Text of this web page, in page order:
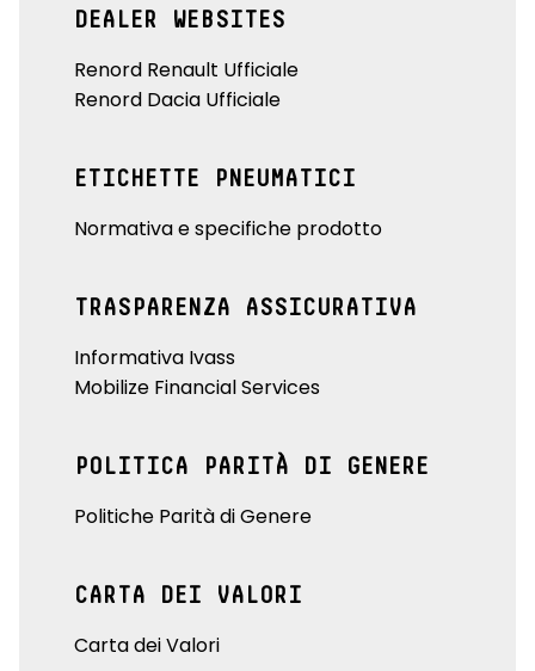
DEALER WEBSITES
Renord Renault Ufficiale
Renord Dacia Ufficiale
ETICHETTE PNEUMATICI
Normativa e specifiche prodotto
TRASPARENZA ASSICURATIVA
Informativa Ivass
Mobilize Financial Services
POLITICA PARITÀ DI GENERE
Politiche Parità di Genere
CARTA DEI VALORI
Carta dei Valori